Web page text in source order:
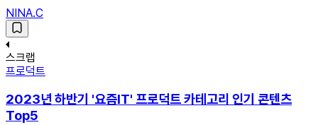
NINA.C
스크랩
프로덕트
2023년 하반기 '요즘IT' 프로덕트 카테고리 인기 콘텐츠
Top5